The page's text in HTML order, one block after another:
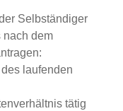
Selbständiger
nach dem
laufenden
tätig